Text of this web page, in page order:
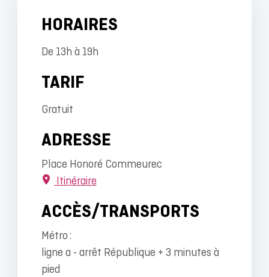
HORAIRES
De 13h à 19h
TARIF
Gratuit
ADRESSE
Place Honoré Commeurec
Itinéraire
ACCÈS/TRANSPORTS
Métro :
ligne a - arrêt République + 3 minutes à
pied